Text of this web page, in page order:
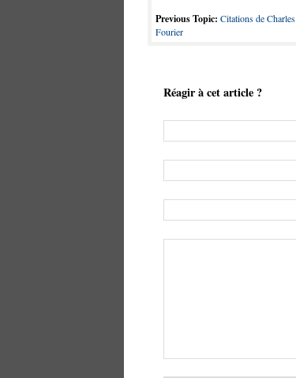
Previous Topic: Citations de Charles
Fourier
Réagir à cet article ?